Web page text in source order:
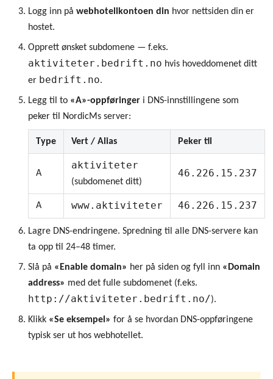
Logg inn på webhotellkontoen din hvor nettsiden din er
hostet.
Opprett ønsket subdomene — f.eks.
aktiviteter.bedrift.no hvis hoveddomenet ditt
er bedrift.no.
Legg til to «A»-oppføringer i DNS-innstillingene som
peker til NordicMs server:
Type Vert / Alias Peker til
A
aktiviteter
(subdomenet ditt)
46.226.15.237
A www.aktiviteter 46.226.15.237
Lagre DNS-endringene. Spredning til alle DNS-servere kan
ta opp til 24–48 timer.
Slå på «Enable domain» her på siden og fyll inn «Domain
address» med det fulle subdomenet (f.eks.
http://aktiviteter.bedrift.no/).
Klikk «Se eksempel» for å se hvordan DNS-oppføringene
typisk ser ut hos webhotellet.